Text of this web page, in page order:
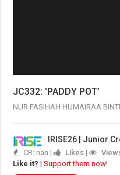
JC332: 'PADDY POT’
NUR FASIHAH HUMAIRAA
IRISE26 | Junior
CR: nan | Likes |
Like it? |Support them now!